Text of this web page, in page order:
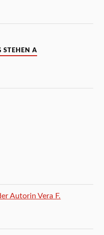
STEHEN A
Autorin Vera F.